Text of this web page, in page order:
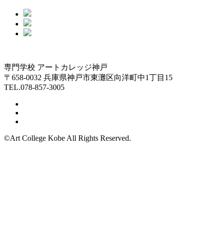
専門学校 アートカレッジ神戸
〒658-0032 兵庫県神戸市東灘区向洋町中1丁目15
TEL.078-857-3005
©Art College Kobe All Rights Reserved.